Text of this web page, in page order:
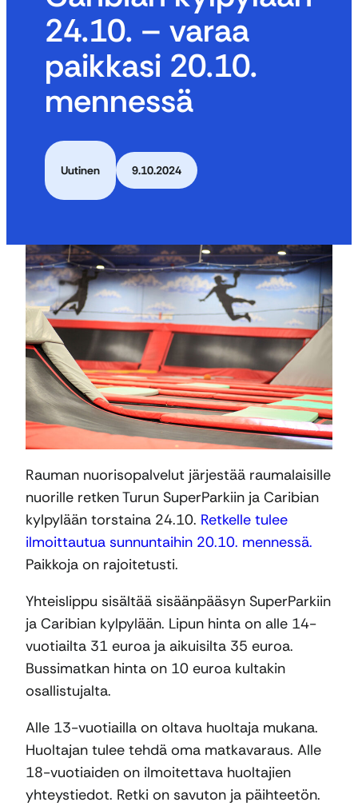
24.10. – varaa
paikkasi 20.10.
mennessä
Uutinen 9.10.2024
Rauman nuorisopalvelut järjestää raumalaisille
nuorille retken Turun SuperParkiin ja Caribian
kylpylään torstaina 24.10. Retkelle tulee
ilmoittautua sunnuntaihin 20.10. mennessä.
Paikkoja on rajoitetusti.
Yhteislippu sisältää sisäänpääsyn SuperParkiin
ja Caribian kylpylään. Lipun hinta on alle 14-
vuotiailta 31 euroa ja aikuisilta 35 euroa.
Bussimatkan hinta on 10 euroa kultakin
osallistujalta.
Alle 13-vuotiailla on oltava huoltaja mukana.
Huoltajan tulee tehdä oma matkavaraus. Alle
18-vuotiaiden on ilmoitettava huoltajien
yhteystiedot. Retki on savuton ja päihteetön.